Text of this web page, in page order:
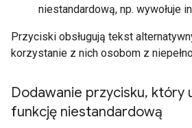
niestandardową, np. wywołuje
Przyciski obsługują tekst
korzystanie z nich osobom z
Dodawanie przycisku, który
funkcję niestandardową